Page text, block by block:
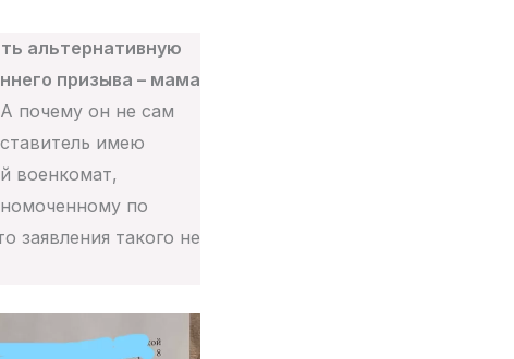
альтернативную
призыва – мама
почему он не сам
имею
военкомат,
по
заявления такого не